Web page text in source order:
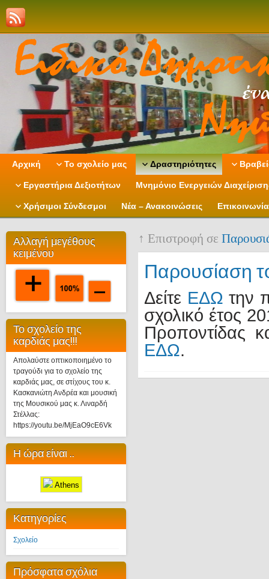
Αρχική Το σχολείο μας Δραστηριότητες
Εργαστήρια Δεξιοτήτων Μνημόνιο Ενεργειών
Χρήσιμοι Σύνδεσμοι Νέα – Ανακοινώσεις Επικοινωνία
Αλλαγή μεγέθους
κειμένου
Το σχολείο της
καρδιάς μας!!!
Απολαύστε οπτικοποιημένο το
τραγούδι για το σχολείο της
καρδιάς μας, σε στίχους του κ.
Κασκανιώτη Ανδρέα και μουσική
της Μουσικού μας κ. Λιναρδή
Στέλλας:
https://youtu.be/MjEaO9cE6Vk
Η ώρα είναι ..
Athens
Κατηγορίες
Σχολείο
Πρόσφατα σχόλια
↑ Επιστροφή σε
Παρουσίαση
Δείτε ΕΔΩ την
σχολικό έτος
Προποντίδας
ΕΔΩ.